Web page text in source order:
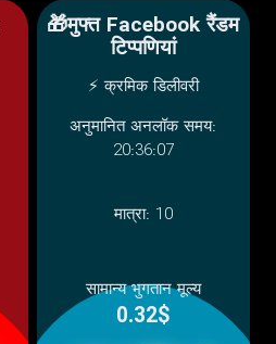
🎁मुफ्त Facebook रैंडम
टिप्पणियां
⚡ क्रमिक डिलीवरी
अनुमानित अनलॉक समय:
20:36:07
मात्रा: 10
सामान्य भुगतान मूल्य
0.32$